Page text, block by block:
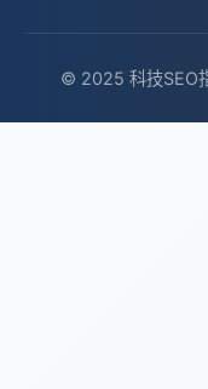
© 2025 科技SEO